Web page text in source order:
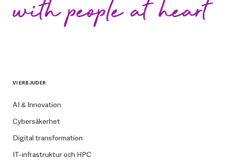
VI ERBJUDER
AI & Innovation
Cybersäkerhet
Digital transformation
IT-infrastruktur och HPC